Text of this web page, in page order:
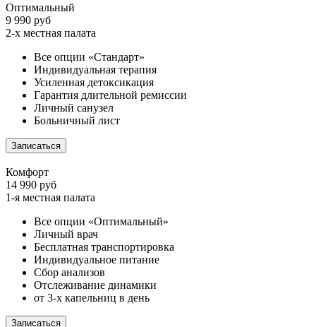
Оптимальный
9 990 руб
2-х местная палата
Все опции «Стандарт»
Индивидуальная терапия
Усиленная детоксикация
Гарантия длительной ремиссии
Личный санузел
Больничный лист
Записаться
Комфорт
14 990 руб
1-я местная палата
Все опции «Оптимальный»
Личный врач
Бесплатная транспортировка
Индивидуальное питание
Сбор анализов
Отслеживание динамики
от 3-х капельниц в день
Записаться